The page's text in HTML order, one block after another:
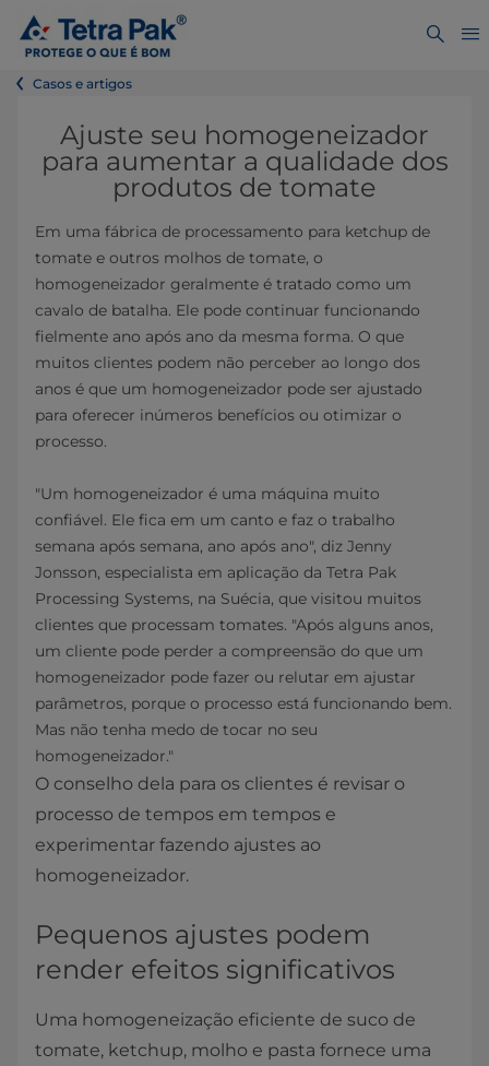
Casos e artigos
Ajuste seu homogeneizador
para aumentar a qualidade dos
produtos de tomate
Em uma fábrica de processamento para ketchup de
tomate e outros molhos de tomate, o
homogeneizador geralmente é tratado como um
cavalo de batalha. Ele pode continuar funcionando
fielmente ano após ano da mesma forma. O que
muitos clientes podem não perceber ao longo dos
anos é que um homogeneizador pode ser ajustado
para oferecer inúmeros benefícios ou otimizar o
processo.
"Um homogeneizador é uma máquina muito
confiável. Ele fica em um canto e faz o trabalho
semana após semana, ano após ano", diz Jenny
Jonsson, especialista em aplicação da Tetra Pak
Processing Systems, na Suécia, que visitou muitos
clientes que processam tomates. "Após alguns anos,
um cliente pode perder a compreensão do que um
homogeneizador pode fazer ou relutar em ajustar
parâmetros, porque o processo está funcionando bem.
Mas não tenha medo de tocar no seu
homogeneizador."
O conselho dela para os clientes é revisar o
processo de tempos em tempos e
experimentar fazendo ajustes ao
homogeneizador.
Pequenos ajustes podem
render efeitos significativos
Uma homogeneização eficiente de suco de
tomate, ketchup, molho e pasta fornece uma